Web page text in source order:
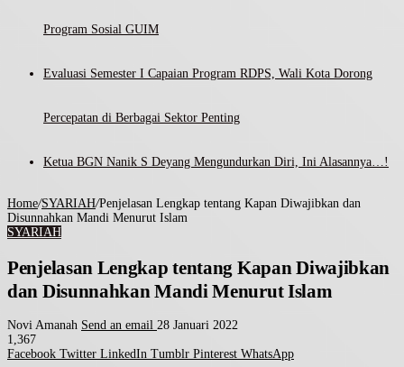
Program Sosial GUIM
Evaluasi Semester I Capaian Program RDPS, Wali Kota Dorong
Percepatan di Berbagai Sektor Penting
Ketua BGN Nanik S Deyang Mengundurkan Diri, Ini Alasannya…!
Home/SYARIAH/Penjelasan Lengkap tentang Kapan Diwajibkan dan
Disunnahkan Mandi Menurut Islam
SYARIAH
Penjelasan Lengkap tentang Kapan Diwajibkan
dan Disunnahkan Mandi Menurut Islam
Novi Amanah Send an email 28 Januari 2022
1,367
Facebook Twitter LinkedIn Tumblr Pinterest WhatsApp